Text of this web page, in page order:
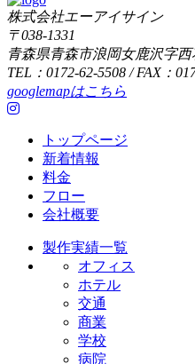
株式会社エーアイサイン
〒038-1331
青森県青森市浪岡女鹿沢字西
TEL：0172-62-5508 / FAX：
googlemapはこちら
トップページ
新着情報
料金
フロー
会社概要
製作実績一覧
オフィス
ホテル
交通
商業
学校
病院